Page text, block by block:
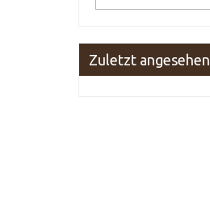
Zuletzt angesehen